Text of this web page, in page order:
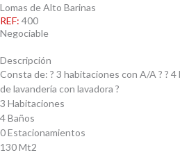
Lomas de Alto Barinas
REF: 400
Negociable
Descripción
Consta de: ? 3 habitaciones con A/A ? ? 4
de lavandería con lavadora ?
3 Habitaciones
4 Baños
0 Estacionamientos
130 Mt2